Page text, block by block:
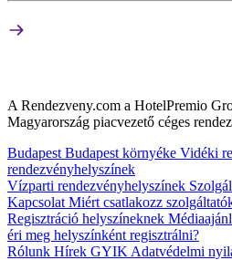
A Rendezveny.com a HotelPremio
Magyarország piacvezető céges
Budapest Budapest környéke Vidéki
rendezvényhelyszínek
Vízparti rendezvényhelyszínek
Kapcsolat Miért csatlakozz
Regisztráció helyszíneknek
éri meg helyszínként regisztrálni?
Rólunk Hírek GYIK Adatvédelmi